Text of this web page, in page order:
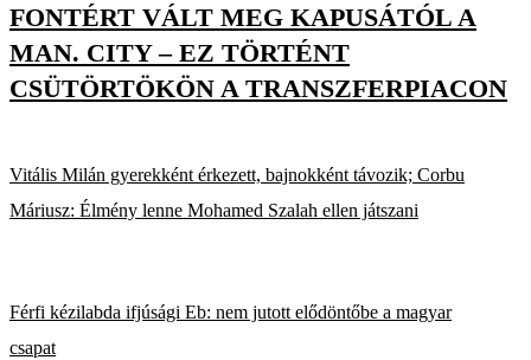
FONTÉRT VÁLT MEG KAPUSÁTÓL A
MAN. CITY – EZ TÖRTÉNT
CSÜTÖRTÖKÖN A TRANSZFERPIACON
Vitális Milán gyerekként érkezett, bajnokként távozik; Corbu
Máriusz: Élmény lenne Mohamed Szalah ellen játszani
Férfi kézilabda ifjúsági Eb: nem jutott elődöntőbe a magyar
csapat